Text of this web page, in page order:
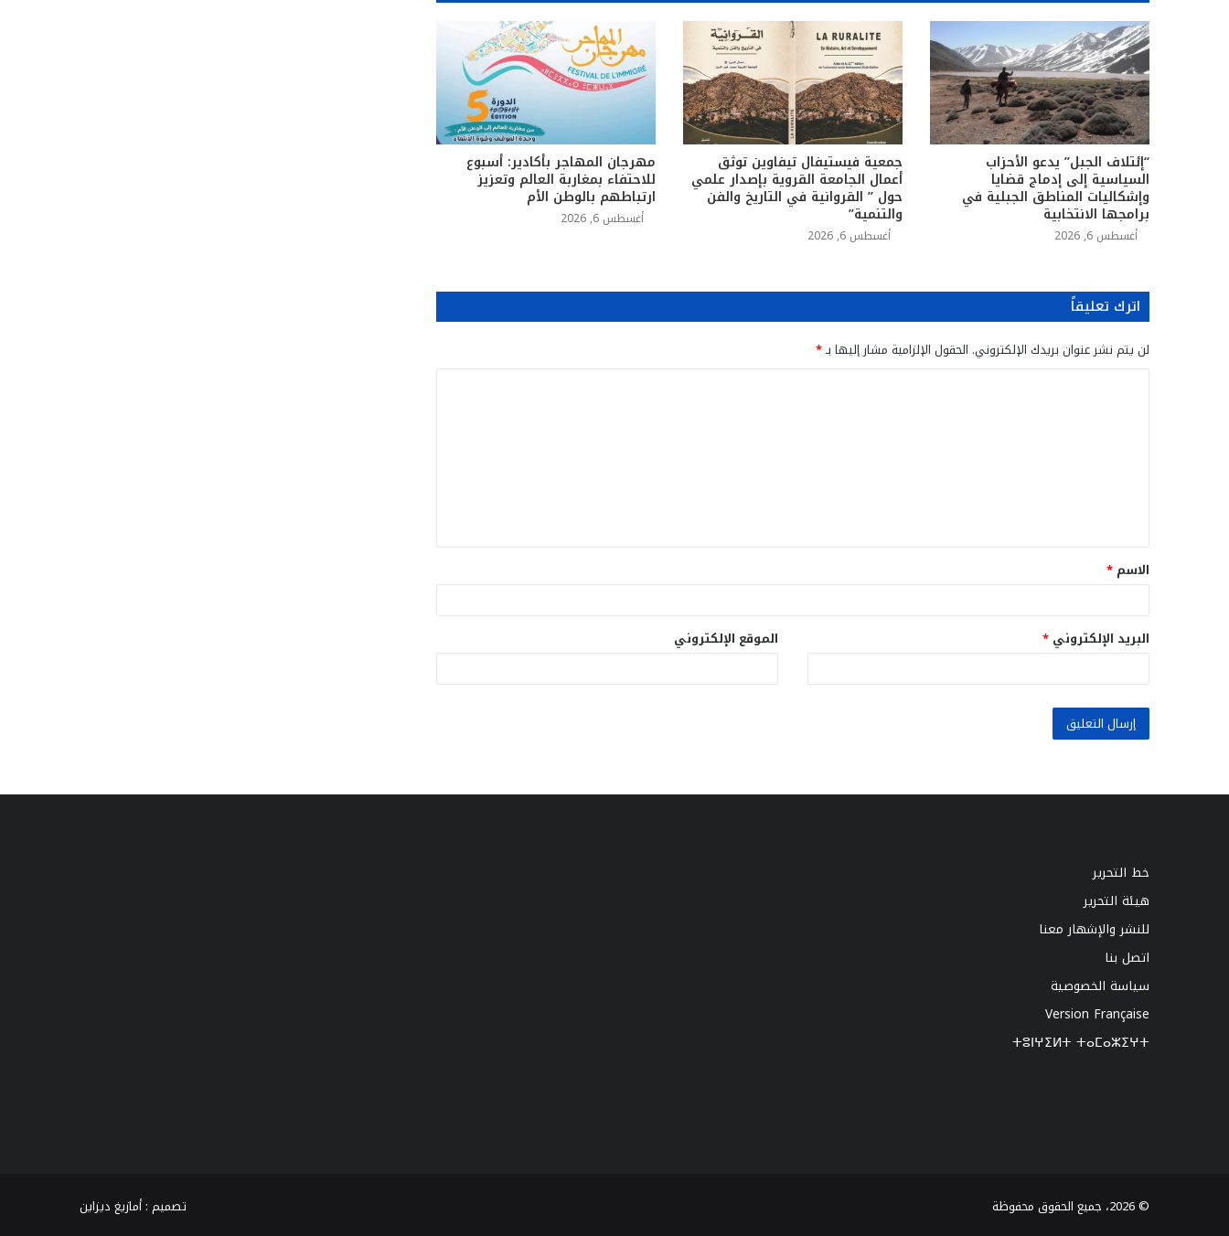
“إئتلاف الجبل” يدعو الأحزاب
السياسية إلى إدماج قضايا
وإشكاليات المناطق الجبلية في
برامجها الانتخابية
أغسطس 6, 2026
جمعية فيستيفال تيفاوين توثق
أعمال الجامعة القروية بإصدار علمي
حول ” القروانية في التاريخ والفن
والتنمية”
أغسطس 6, 2026
مهرجان المهاجر بأكادير: أسبوع
للاحتفاء بمغاربة العالم وتعزيز
ارتباطهم بالوطن الأم
أغسطس 6, 2026
اترك تعليقاً
لن يتم نشر عنوان بريدك الإلكتروني. الحقول الإلزامية مشار إليها بـ*
ق
*
الاسم *
البريد الإلكتروني * الموقع الإلكتروني
خط التحرير
هيئة التحرير
للنشر والإشهار معنا
اتصل بنا
سياسة الخصوصية
Version Française
ⵜⵓⵏⵖⵉⵍⵜ ⵜⴰⵎⴰⵣⵉⵖⵜ
© 2026، جميع الحقوق محفوظة تصميم :أمازيغ ديزاين TikTokواتساب